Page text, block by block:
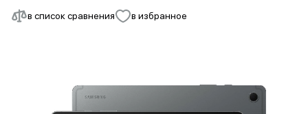
в список сравнения в избранное